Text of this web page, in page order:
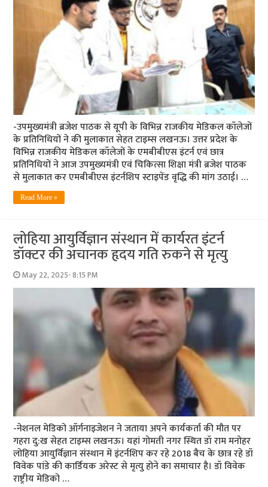
-उपमुख्यमंत्री ब्रजेश पाठक से यूपी के विभिन्न राजकीय मेडिकल कॉलेजों
के प्रतिनिधियों ने की मुलाकात सेहत टाइम्स लखनऊ। उत्तर प्रदेश के
विभिन्न राजकीय मेडिकल कॉलेजों के एमबीबीएस इंटर्न एवं छात्र
प्रतिनिधियों ने आज उपमुख्यमंत्री एवं चिकित्सा शिक्षा मंत्री ब्रजेश पाठक
से मुलाकात कर एमबीबीएस इंटर्नशिप स्टाइपेंड वृद्धि की मांग उठाई। …
Read More »
लोहिया आयुर्विज्ञान संस्थान में कार्यरत इंटर्न
डॉक्टर की अचानक हृदय गति रुकने से मृत्यु
May 22, 2025- 8:15 PM
-नेशनल मेडिको ऑर्गनाइजेशन ने जताया अपने कार्यकर्ता की मौत पर
गहरा दु:ख सेहत टाइम्स लखनऊ। यहां गोमती नगर स्थित डॉ राम मनोहर
लोहिया आयुर्विज्ञान संस्थान में इंटर्नशिप कर रहे 2018 बैच के छात्र रहे डॉ
विवेक पांडे की कार्डियक अरेस्ट से मृत्यु होने का समाचार है। डॉ विवेक
राष्ट्रीय मेडिको …